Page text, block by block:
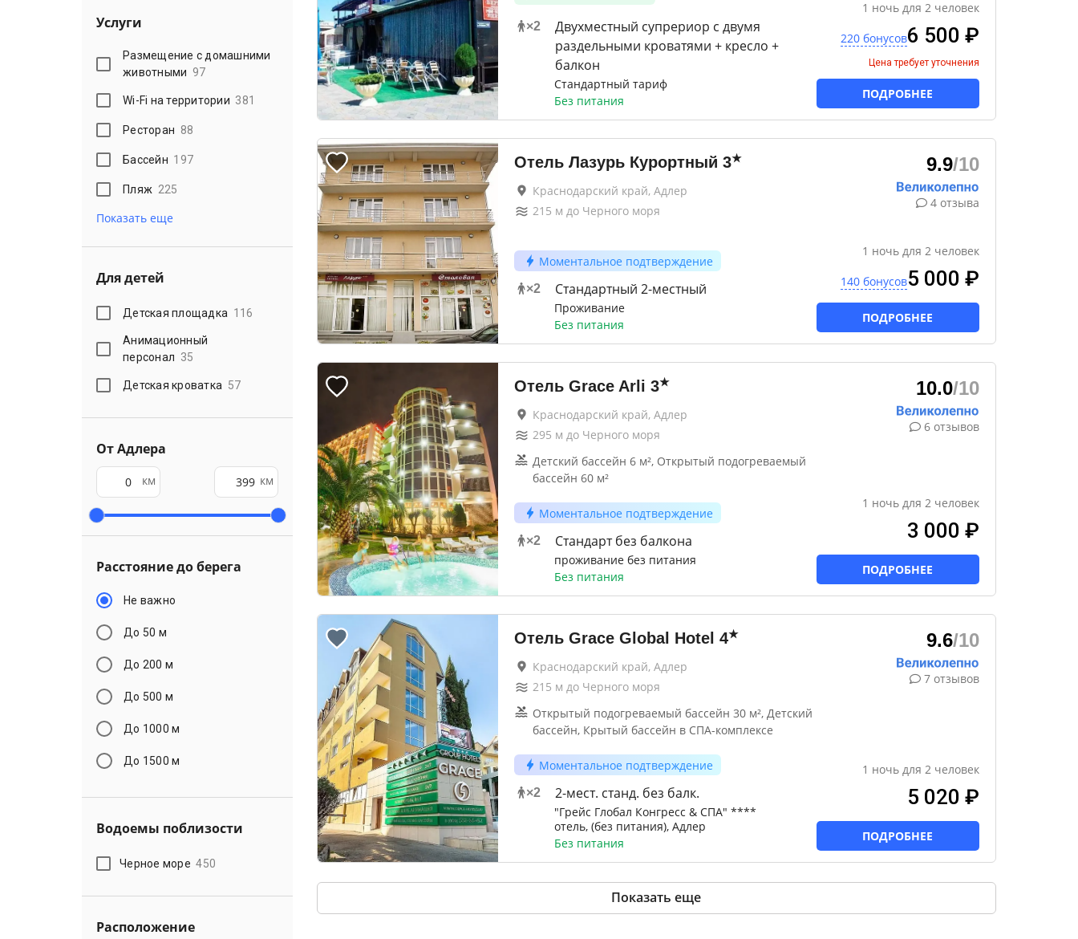
Услуги
Размещение с домашними
животными 97
Wi-Fi на территории 381
Ресторан 88
Бассейн 197
Пляж 225
Показать еще
Для детей
Детская площадка 116
Анимационный
персонал 35
Детская кроватка 57
От Адлера
км км
Расстояние до берега
Не важно
До 50 м
До 200 м
До 500 м
До 1000 м
До 1500 м
Водоемы поблизости
Черное море 450
Расположение
×2
Двухместный супрериор с двумя
раздельными кроватями + кресло +
балкон
Стандартный тариф
Без питания
1 ночь для 2 человек
220 бонусов6 500 ₽
Цена требует уточнения
ПОДРОБНЕЕ
Отель Лазурь Курортный 3★
Краснодарский край, Адлер
215 м до Черного моря
Моментальное подтверждение
×2 Стандартный 2-местный
Проживание
Без питания
9.9/10
4 отзыва
1 ночь для 2 человек
140 бонусов5 000 ₽
ПОДРОБНЕЕ
Отель Grace Arli 3★
Краснодарский край, Адлер
295 м до Черного моря
Детский бассейн 6 м², Открытый подогреваемый
бассейн 60 м²
Моментальное подтверждение
×2 Стандарт без балкона
проживание без питания
Без питания
10.0/10
6 отзывов
1 ночь для 2 человек
3 000 ₽
ПОДРОБНЕЕ
Отель Grace Global Hotel 4★
Краснодарский край, Адлер
215 м до Черного моря
Открытый подогреваемый бассейн 30 м², Детский
бассейн, Крытый бассейн в СПА-комплексе
Моментальное подтверждение
×2 2-мест. станд. без балк.
"Грейс Глобал Конгресс & СПА" ****
отель, (без питания), Адлер
Без питания
9.6/10
7 отзывов
1 ночь для 2 человек
5 020 ₽
ПОДРОБНЕЕ
Показать еще